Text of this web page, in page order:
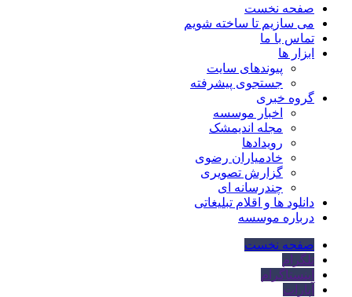
صفحه نخست
می سازیم تا ساخته شویم
تماس با ما
ابزار ها
پیوندهای سایت
جستجوی پیشرفته
گروه خبری
اخبار موسسه
مجله اندیمشک
رویدادها
خادمیاران رضوی
گزارش تصویری
چندرسانه ای
دانلود ها و اقلام تبلیغاتی
درباره موسسه
صفحه نخست
تلگرام
اینستاگرام
آپارات